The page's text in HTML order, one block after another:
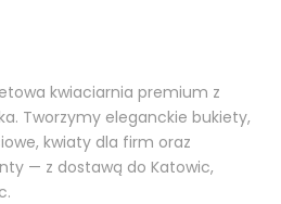
kwiaciarnia premium z
Tworzymy eleganckie bukiety,
kwiaty dla firm oraz
— z dostawą do Katowic,